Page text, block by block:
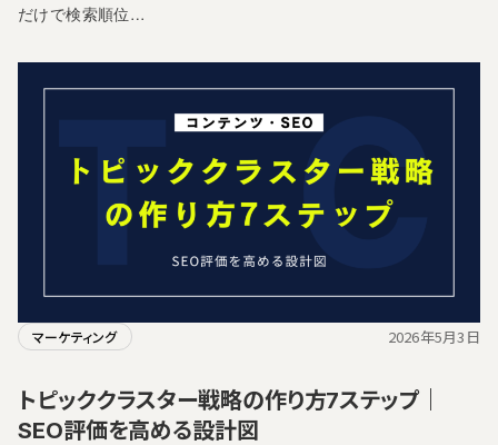
だけで検索順位…
マーケティング 2026年5月3日
トピッククラスター戦略の作り方7ステップ｜
SEO評価を高める設計図